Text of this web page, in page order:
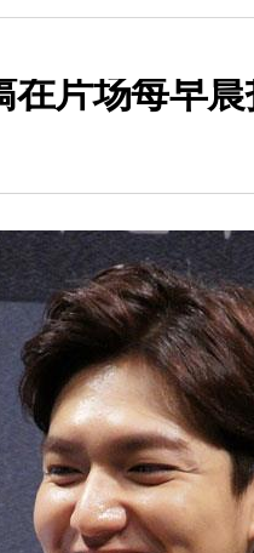
片场每早